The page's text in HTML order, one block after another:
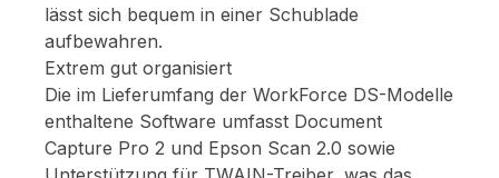
lässt sich bequem in einer Schublade
aufbewahren.
Extrem gut organisiert
Die im Lieferumfang der WorkForce DS-Modelle
enthaltene Software umfasst Document
Capture Pro 2 und Epson Scan 2.0 sowie